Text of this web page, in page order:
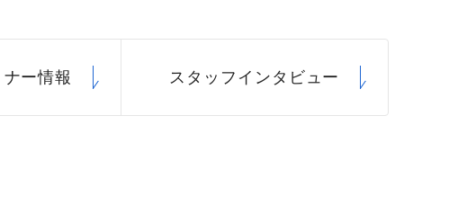
ナー情報 スタッフ インタビュー